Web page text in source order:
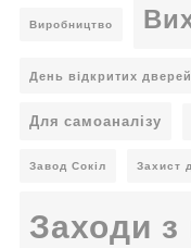
Виробництво
День відкритих дверей
Для самоаналізу
Завод Сокіл Захист
Заходи з